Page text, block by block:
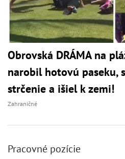
Obrovská DRÁMA na
narobil hotovú paseku,
strčenie a išiel k zemi!
Zahraničné
Pracovné pozície